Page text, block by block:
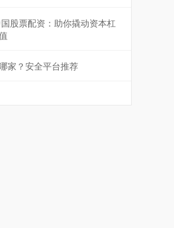
股票配资：助你撬动资本杠
家？安全平台推荐